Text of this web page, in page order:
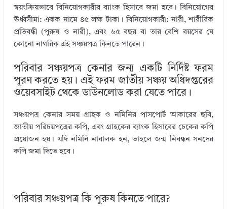
স্বয়ংক্রিয়ভাবে বিনিয়োগকারীর ব্যাংক হিসাবে জমা হবে। বিনিয়োগের
ঊর্ধ্বসীমা: একক নামে ৪৫ লক্ষ টাকা। বিনিয়োগকারী: নারী, শারীরিক
প্রতিবন্ধী (পুরুষ ও নারী), এবং ৬৫ বছর বা তার বেশি বয়সের যে
কোনো নাগরিক এই সঞ্চয়পত্র কিনতে পারেন।
পরিবার সঞ্চয়পত্র কেনার জন্য একটি নির্দিষ্ট ফরম
পূরণ করতে হয়। এই ফরম জাতীয় সঞ্চয় অধিদপ্তরের
ওয়েবসাইট থেকে ডাউনলোড করা যেতে পারে।
সঞ্চয়পত্র কেনার সময় গ্রাহক ও নমিনির পাসপোর্ট আকারের ছবি,
জাতীয় পরিচয়পত্রের কপি, এবং গ্রাহকের ব্যাংক হিসাবের চেকের কপি
প্রয়োজন হয়। যদি নমিনি নাবালক হন, তাহলে জন্ম নিবন্ধন সনদের
কপি জমা দিতে হবে।
পরিবার সঞ্চয়পত্র কি পুরুষ কিনতে পারে?